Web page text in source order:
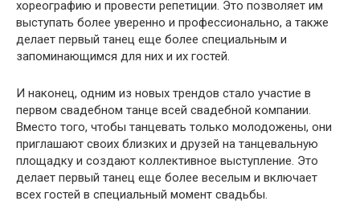
хореографию и провести репетиции. Это позволяет им
выступать более уверенно и профессионально, а также
делает первый танец еще более специальным и
запоминающимся для них и их гостей.
И наконец, одним из новых трендов стало участие в
первом свадебном танце всей свадебной компании.
Вместо того, чтобы танцевать только молодожены, они
приглашают своих близких и друзей на танцевальную
площадку и создают коллективное выступление. Это
делает первый танец еще более веселым и включает
всех гостей в специальный момент свадьбы.